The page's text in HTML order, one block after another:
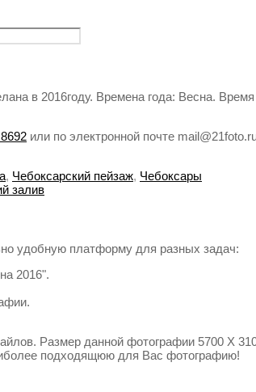
в 2016году. Времена года: Весна.
или по электронной почте
, Чебоксарский пейзаж, Чебоксары
залив
удобную платформу для разных задач:
2016".
Размер данной фотографии 5700 X
подходящюю для Вас фотографию!